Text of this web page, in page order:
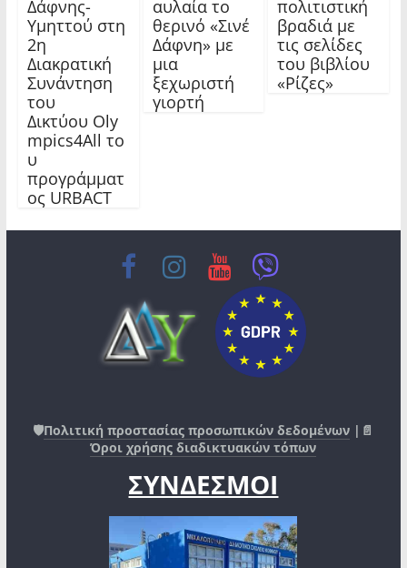
Δάφνης-
Υμηττού στη
2η
Διακρατική
Συνάντηση
του
Δικτύου Oly
mpics4All το
υ
προγράμματ
ος URBACT
αυλαία το
θερινό «Σινέ
Δάφνη» με
μια
ξεχωριστή
γιορτή
πολιτιστική
βραδιά με
τις σελίδες
του βιβλίου
«Ρίζες»
🛡️Πολιτική προστασίας προσωπικών δεδομένων |📄
Όροι χρήσης διαδικτυακών τόπων
ΣΥΝΔΕΣΜΟΙ